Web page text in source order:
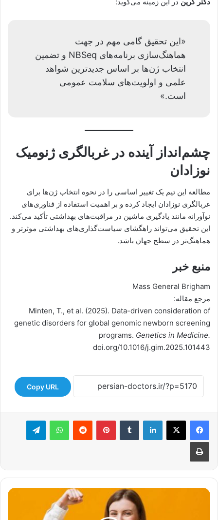
«این تحقیق گامی مهم در جهت
هماهنگ‌سازی برنامه‌های NBSeq و تضمین
انتخاب ژن‌ها بر اساس جدیدترین شواهد
علمی و اولویت‌های سلامت عمومی
است.»
چشم‌انداز آینده در غربالگری ژنومیک
نوزادان
مطالعه این تیم یک تغییر اساسی را در نحوه انتخاب ژن‌ها برای
غربالگری نوزادان ایجاد کرده و بر اهمیت استفاده از فناوری‌های
نوآورانه مانند یادگیری ماشین در مراقبت‌های بهداشتی تأکید می‌کند.
این تحقیق می‌تواند راهگشای سیاست‌گذاری‌های بهداشتی موثرتر و
هماهنگ‌تر در سطح جهان باشد.
منبع خبر
Mass General Brigham
مرجع مقاله:
Minten, T., et al. (2025). Data-driven consideration of
genetic disorders for global genomic newborn screening
programs. Genetics in Medicine.
doi.org/10.1016/j.gim.2025.101443
Copy URL
لینکدین ‫تامبلر ‫پین‌ترست‫رددیت واتس آپ تلگرام
چاپ
تقویت